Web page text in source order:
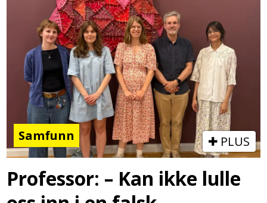
Samfunn PLUS
Professor: – Kan ikke lulle